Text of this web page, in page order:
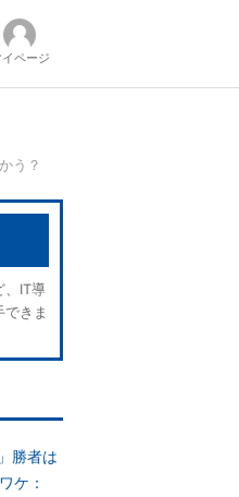
イページ
う？
、IT導
きま
勝者は
ケ：